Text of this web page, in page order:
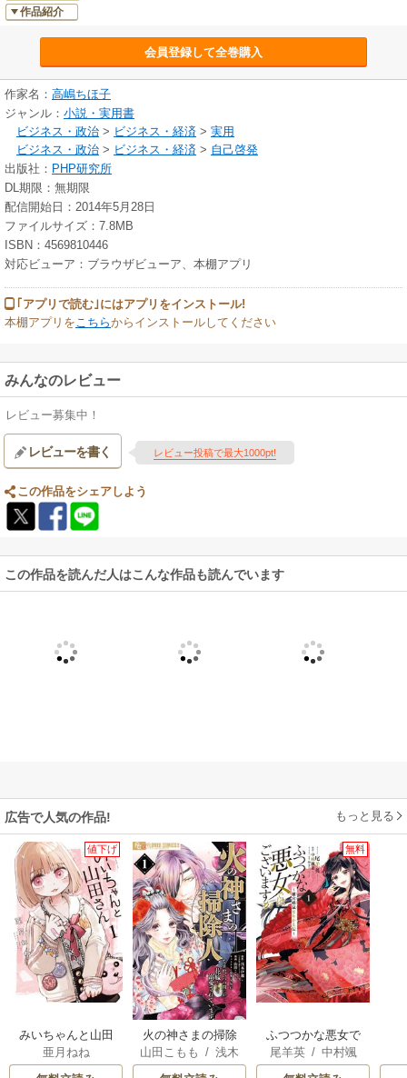
作品紹介
会員登録して全巻購入
作家名： 高嶋ちほ子
ジャンル： 小説・実用書
ビジネス・政治 > ビジネス・経済 > 実用
ビジネス・政治 > ビジネス・経済 > 自己啓発
出版社： PHP研究所
DL期限：無期限
配信開始日：2014年5月28日
ファイルサイズ：7.8MB
ISBN：4569810446
対応ビューア：ブラウザビューア、本棚アプリ
｢アプリで読む｣にはアプリをインストール!
本棚アプリをこちらからインストールしてください
みんなのレビュー
レビュー募集中！
レビューを書く レビュー投稿で最大1000pt!
この作品をシェアしよう
この作品を読んだ人はこんな作品も読んでいます
広告で人気の作品! もっと見る
値下げ
みいちゃんと山田
さん
亜月ねね
火の神さまの掃除
人ですが、いつの
間にか花嫁として
山田こもも /浅木
伊都
/ SNC
無料
ふつつかな悪女で
はございますが ～
雛宮蝶鼠とりかえ
尾羊英/ 中村颯
/ ゆき哉